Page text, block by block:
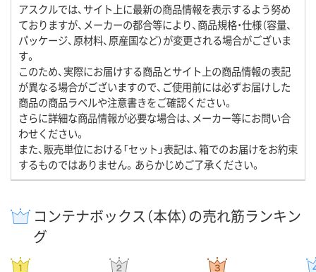
アスクルでは、サイト上に最新の商品情報を表示するよう努め
ておりますが、メーカーの都合等により、商品規格・仕様（容量、
パッケージ、原材料、原産国など）が変更される場合がございま
す。
このため、実際にお届けする商品とサイト上の商品情報の表記
が異なる場合がございますので、ご使用前には必ずお届けした
商品の商品ラベルや注意書きをご確認ください。
さらに詳細な商品情報が必要な場合は、メーカー等にお問い合
わせください。
また、販売単位における「セット」表記は、箱でのお届けをお約束
するものではありません。あらかじめご了承ください。
コンテナボックス（本体）の売れ筋ランキン
グ